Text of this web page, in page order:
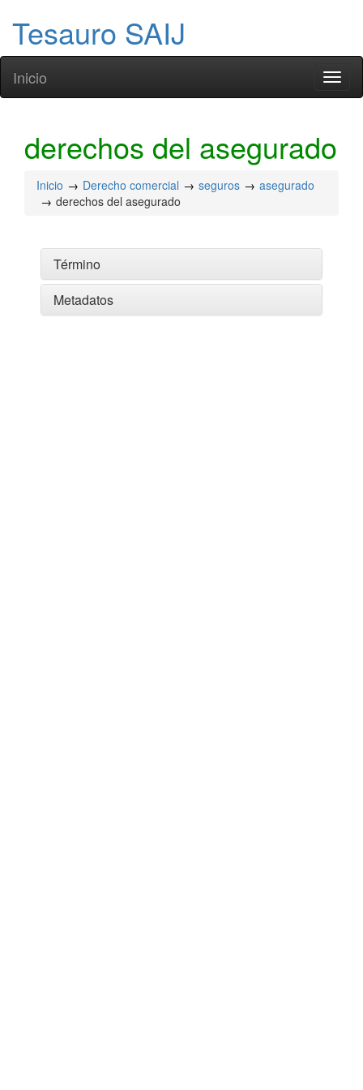
Tesauro SAIJ
Inicio
derechos del asegurado
Inicio Derecho comercial seguros
asegurado
derechos del asegurado
Término
Metadatos